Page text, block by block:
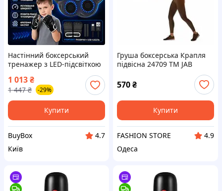
Настінний боксерський
тренажер з LED-підсвіткою
інтерактивний тренажер
для тренувань
1 013₴
1 447 ₴ -29%
Купити
BuyBox
4.7
Київ
Груша боксерська Крапля
підвісна 24709 ТМ JAB
570₴
Купити
FASHION STORE
4.9
Одеса